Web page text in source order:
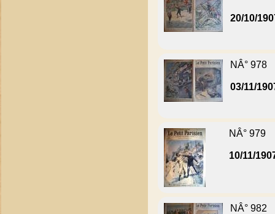
20/10/
NÂ° 978
03/11/
NÂ° 979
10/11/
NÂ° 982